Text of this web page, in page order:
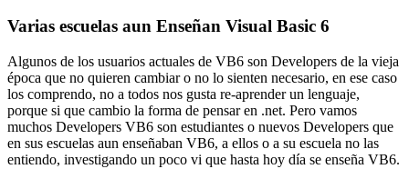
Varias escuelas aun Enseñan Visual Basic 6
Algunos de los usuarios actuales de VB6 son Developers de la vieja
época que no quieren cambiar o no lo sienten necesario, en ese caso
los comprendo, no a todos nos gusta re-aprender un lenguaje,
porque si que cambio la forma de pensar en .net. Pero vamos
muchos Developers VB6 son estudiantes o nuevos Developers que
en sus escuelas aun enseñaban VB6, a ellos o a su escuela no las
entiendo, investigando un poco vi que hasta hoy día se enseña VB6.